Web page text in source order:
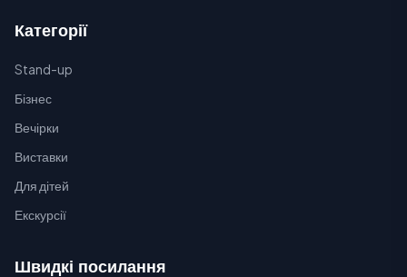
Категорії
Stand-up
Бізнес
Вечірки
Виставки
Для дітей
Екскурсії
Швидкі посилання